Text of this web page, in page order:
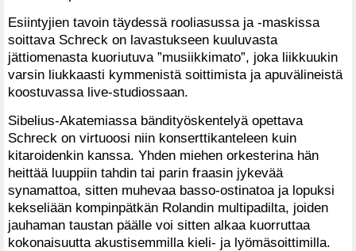
Esiintyjien tavoin täydessä rooliasussa ja -maskissa
soittava Schreck on lavastukseen kuuluvasta
jättiomenasta kuoriutuva ”musiikkimato”, joka liikkuukin
varsin liukkaasti kymmenistä soittimista ja apuvälineistä
koostuvassa live-studiossaan.
Sibelius-Akatemiassa bändityöskentelyä opettava
Schreck on virtuoosi niin konserttikanteleen kuin
kitaroidenkin kanssa. Yhden miehen orkesterina hän
heittää luuppiin tahdin tai parin fraasin jykevää
synamattoa, sitten muhevaa basso-ostinatoa ja lopuksi
kekseliään kompinpätkän Rolandin multipadilta, joiden
jauhaman taustan päälle voi sitten alkaa kuorruttaa
kokonaisuutta akustisemmilla kieli- ja lyömäsoittimilla.